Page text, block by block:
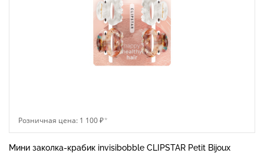
Розничная цена: 1 100 ₽*
Мини заколка-крабик invisibobble CLIPSTAR Petit Bijoux